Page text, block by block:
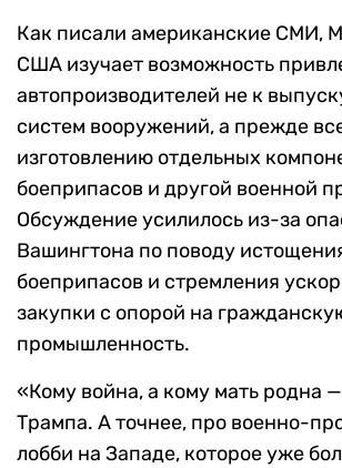
Как писали американские СМИ,
США изучает возможность
автопроизводителей не к
систем вооружений, а прежде
изготовлению отдельных
боеприпасов и другой военной
Обсуждение усилилось из-за
Вашингтона по поводу
боеприпасов и стремления
закупки с опорой на
промышленность.
«Кому война, а кому мать родна
Трампа. А точнее, про военно-
лобби на Западе, которое уже